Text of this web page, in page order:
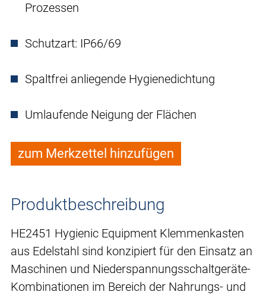
Prozessen
Schutzart: IP66/69
Spaltfrei anliegende Hygienedichtung
Umlaufende Neigung der Flächen
zum Merkzettel hinzufügen
Produktbeschreibung
HE2451 Hygienic Equipment Klemmenkasten
aus Edelstahl sind konzipiert für den Einsatz an
Maschinen und Niederspannungsschaltgeräte-
Kombinationen im Bereich der Nahrungs- und